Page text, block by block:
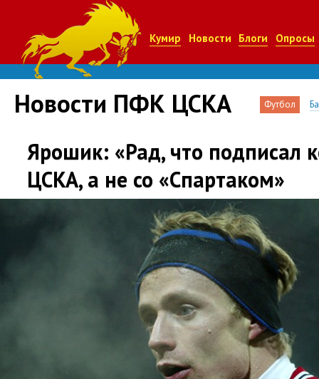
Кумир Новости Блоги Опросы
Новости ПФК ЦСКА Футбол
Ярошик: «Рад, что подписал
ЦСКА, а не со «Спартаком»